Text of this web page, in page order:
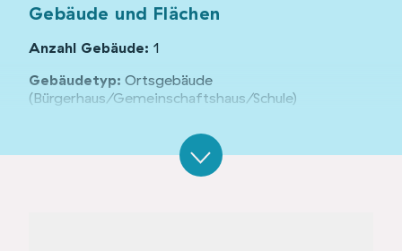
Gebäude und Flächen
Anzahl Gebäude: 1
Gebäudetyp: Ortsgebäude
(Bürgerhaus/Gemeinschaftshaus/Schule)
Verein, Unternehmen, Privat